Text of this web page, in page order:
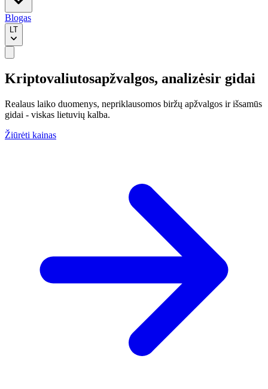
Blogas
LT
Kriptovaliutosapžvalgos, analizėsir gidai
Realaus laiko duomenys, nepriklausomos biržų apžvalgos ir išsamūs
gidai - viskas lietuvių kalba.
Žiūrėti kainas